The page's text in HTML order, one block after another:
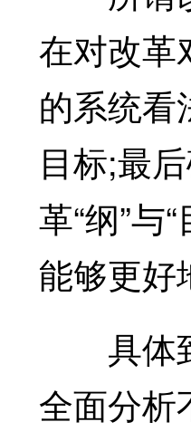
在对改革
的系统看
目标;最
革“纲”与
能够更好
具体到
全面分析